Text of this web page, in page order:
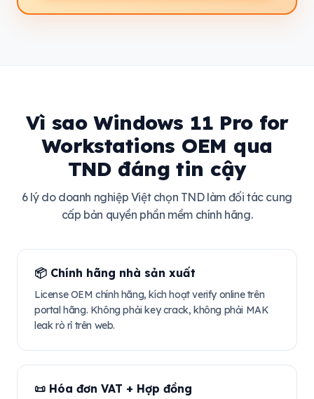
Vì sao Windows 11 Pro for
Workstations OEM qua
TND đáng tin cậy
6 lý do doanh nghiệp Việt chọn TND làm đối tác cung
cấp bản quyền phần mềm chính hãng.
📦 Chính hãng nhà sản xuất
License OEM chính hãng, kích hoạt verify online trên
portal hãng. Không phải key crack, không phải MAK
leak rò rỉ trên web.
📜 Hóa đơn VAT + Hợp đồng